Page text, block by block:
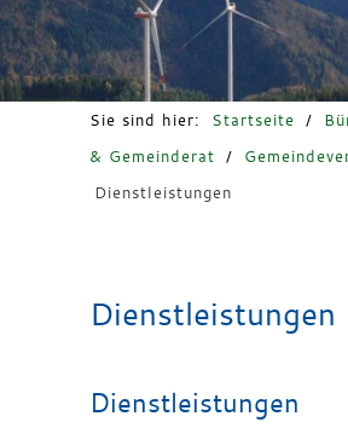
Freizeit & Tourismus
Sie sind hier: Startseite /
& Gemeinderat
/
Dienstleistungen
Dienstleistungen
Dienstleistungen